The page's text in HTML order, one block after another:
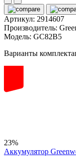
Артикул: 2914607
Производитель:
Модель: GC82B5
Варианты
23%
Аккумулятор